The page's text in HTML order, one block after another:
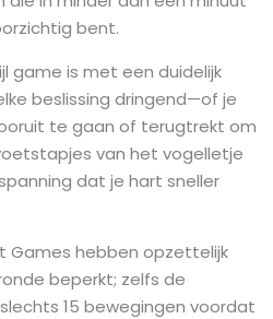
bent.
game is met een duidelijk
beslissing dringend—of je
te gaan of terugtrekt om
van het vogelletje
dat je hart sneller
Games hebben opzettelijk
beperkt; zelfs de
15 bewegingen voordat